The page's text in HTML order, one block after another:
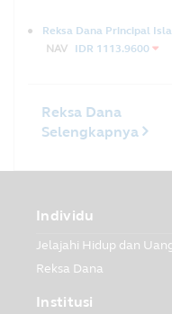
Reksa Dana Principal
NAV
IDR 1113.9600
Reksa Dana
Selengkapnya
Individu
Jelajahi Hidup dan
Reksa Dana
Institusi